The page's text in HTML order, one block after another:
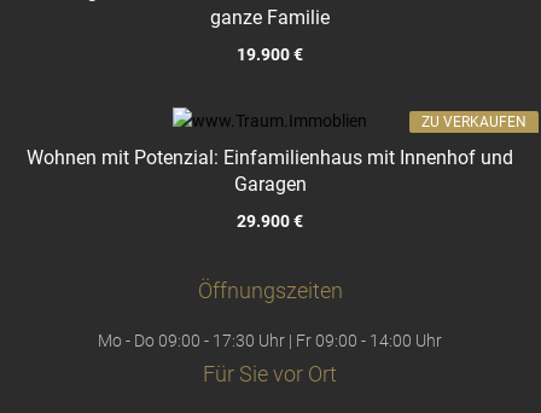
ganze Familie
19.900 €
Wohnen mit Potenzial: Einfamilienhaus mit Innenhof und
Garagen
29.900 €
ZU VERKAUFEN
Öffnungszeiten
Mo - Do 09:00 - 17:30 Uhr | Fr 09:00 - 14:00 Uhr
Für Sie vor Ort